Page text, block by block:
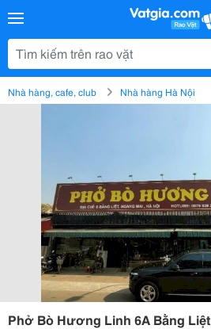
Nhà hàng, cafe, club Nhà hàng Hà Nội
Phở Bò Hương Linh 6A Bằng Liệt